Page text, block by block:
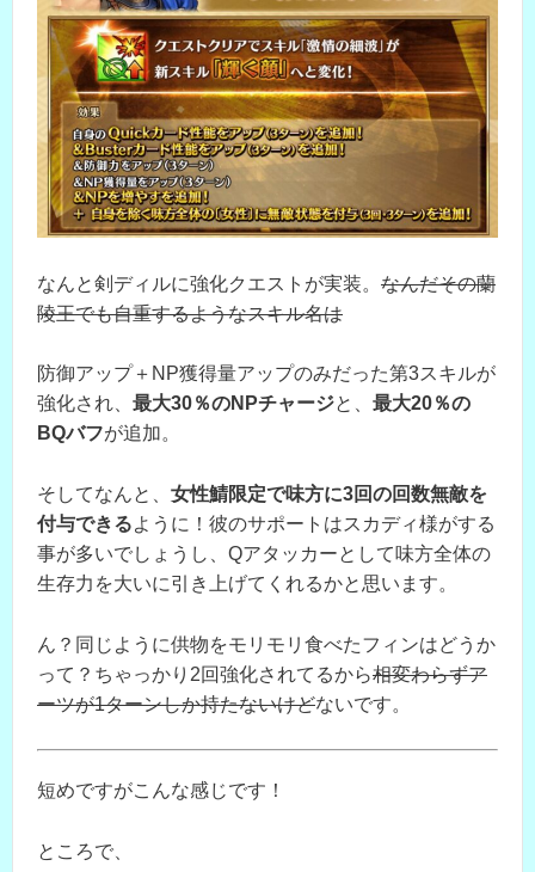
なんと剣ディルに強化クエストが実装。 なんだその蘭
陵王でも自重するようなスキル名は
防御アップ＋NP獲得量アップのみだった第3スキルが
強化され、 最大30％のNPチャージと、 最大20％の
BQバフが追加。
そしてなんと、 女性鯖限定で味方に3回の回数無敵を
付与できるように！彼のサポートはスカディ様がする
事が多いでしょうし、Qアタッカーとして味方全体の
生存力を大いに引き上げてくれるかと思います。
ん？同じように供物をモリモリ食べたフィンはどうか
って？ちゃっかり2回強化されてるから相変わらずア
ーツが1ターンしか持たないけどないです。
短めですがこんな感じです！
ところで、